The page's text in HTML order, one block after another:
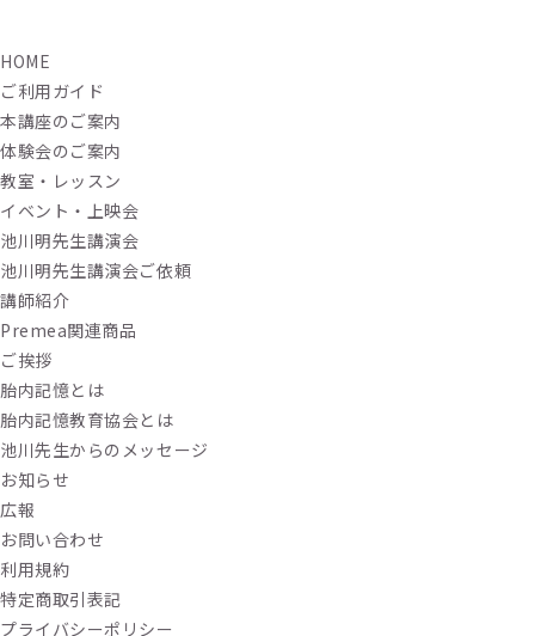
HOME
ご利用ガイド
本講座のご案内
体験会のご案内
教室・レッスン
イベント・上映会
池川明先生講演会
池川明先生講演会ご依頼
講師紹介
Premea関連商品
ご挨拶
胎内記憶とは
胎内記憶教育協会とは
池川先生からのメッセージ
お知らせ
広報
お問い合わせ
利用規約
特定商取引表記
プライバシーポリシー